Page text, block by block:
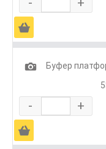
Ä
1
Буфер
- +
Ä